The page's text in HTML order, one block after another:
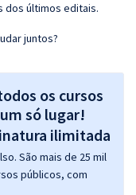
dos últimos editais.
juntos?
os cursos
só lugar!
São mais de 25 mil
públicos, com